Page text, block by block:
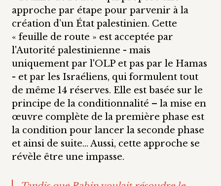
approche par étape pour parvenir à la
création d’un État palestinien. Cette
« feuille de route » est acceptée par
l'Autorité palestinienne - mais
uniquement par l'OLP et pas par le Hamas
- et par les Israéliens, qui formulent tout
de même 14 réserves. Elle est basée sur le
principe de la conditionnalité – la mise en
œuvre complète de la première phase est
la condition pour lancer la seconde phase
et ainsi de suite… Aussi, cette approche se
révèle être une impasse.